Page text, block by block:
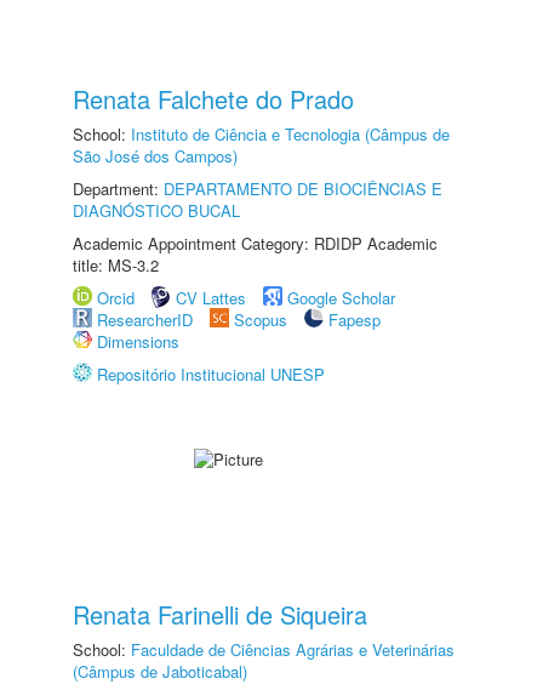
Renata Falchete do Prado
School: Instituto de Ciência e Tecnologia (Câmpus de
São José dos Campos)
Department: DEPARTAMENTO DE BIOCIÊNCIAS E
DIAGNÓSTICO BUCAL
Academic Appointment Category: RDIDP Academic
title: MS-3.2
Orcid
CV Lattes
Google Scholar
ResearcherID
Scopus
Fapesp
Dimensions
Repositório Institucional UNESP
Renata Farinelli de Siqueira
School: Faculdade de Ciências Agrárias e Veterinárias
(Câmpus de Jaboticabal)